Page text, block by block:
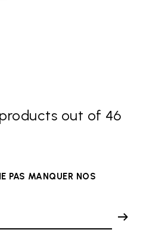
out of 46
PAS MANQUER NOS